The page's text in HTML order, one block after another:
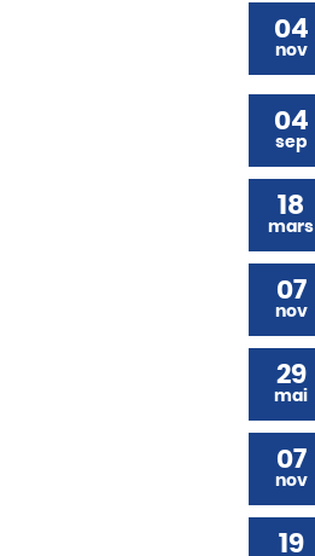
04
nov
04
sep
18
mars
07
nov
29
mai
07
nov
19